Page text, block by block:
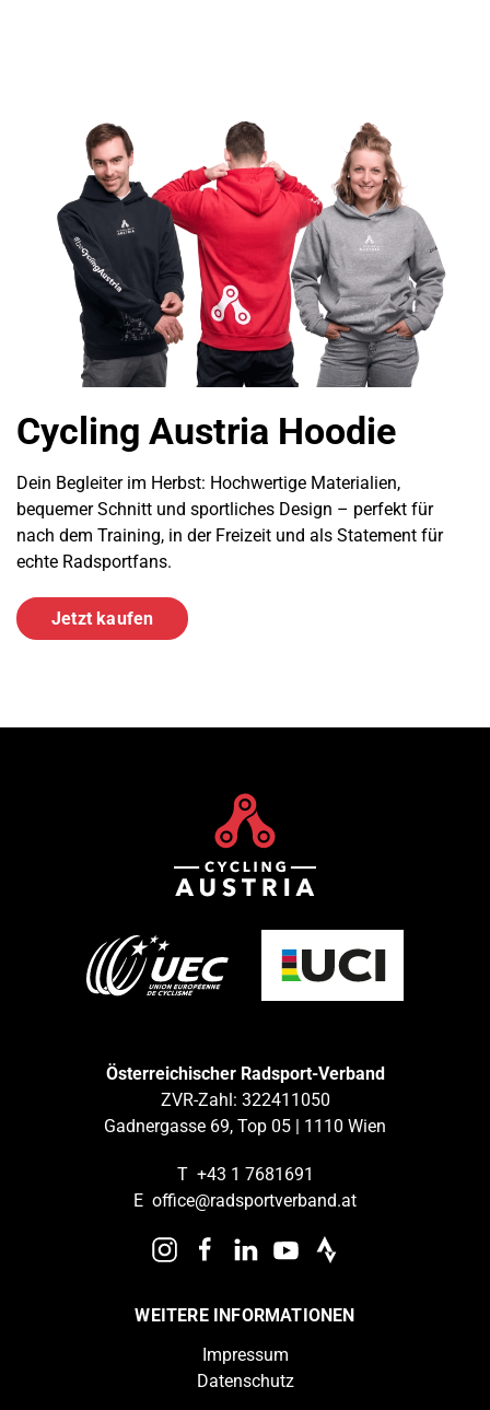
Cycling Austria Hoodie
Dein Begleiter im Herbst: Hochwertige Materialien,
bequemer Schnitt und sportliches Design – perfekt für
nach dem Training, in der Freizeit und als Statement für
echte Radsportfans.
Jetzt kaufen
Österreichischer Radsport-Verband
ZVR-Zahl: 322411050
Gadnergasse 69, Top 05 | 1110 Wien
T +43 1 7681691
E office@radsportverband.at
WEITERE INFORMATIONEN
Impressum
Datenschutz